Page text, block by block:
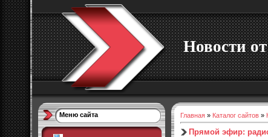
Новости
Меню сайта Главная » Каталог сайтов »
Прямой эфир: